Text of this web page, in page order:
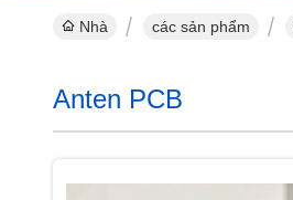
Nhà các sản phẩm
Anten PCB